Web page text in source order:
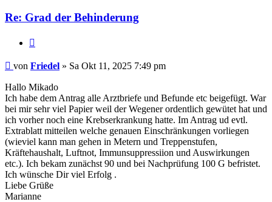
Re: Grad der Behinderung
Beitrag
von Friedel » Sa Okt 11, 2025 7:49 pm
Hallo Mikado
Ich habe dem Antrag alle Arztbriefe und Befunde etc beigefügt. War
bei mir sehr viel Papier weil der Wegener ordentlich gewütet hat und
ich vorher noch eine Krebserkrankung hatte. Im Antrag ud evtl.
Extrablatt mitteilen welche genauen Einschränkungen vorliegen
(wieviel kann man gehen in Metern und Treppenstufen,
Kräftehaushalt, Luftnot, Immunsuppressiion und Auswirkungen
etc.). Ich bekam zunächst 90 und bei Nachprüfung 100 G befristet.
Ich wünsche Dir viel Erfolg .
Liebe Grüße
Marianne